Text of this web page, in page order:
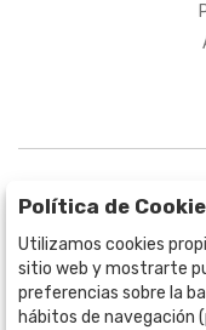
Política de
Utilizamos cookies
sitio web y mostrarte
preferencias sobre la
hábitos de navegación